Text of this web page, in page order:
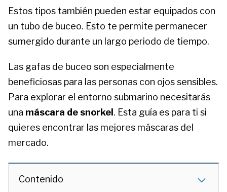
Estos tipos también pueden estar equipados con
un tubo de buceo. Esto te permite permanecer
sumergido durante un largo periodo de tiempo.
Las gafas de buceo son especialmente
beneficiosas para las personas con ojos sensibles.
Para explorar el entorno submarino necesitarás
una máscara de snorkel . Esta guía es para ti si
quieres encontrar las mejores máscaras del
mercado.
Contenido